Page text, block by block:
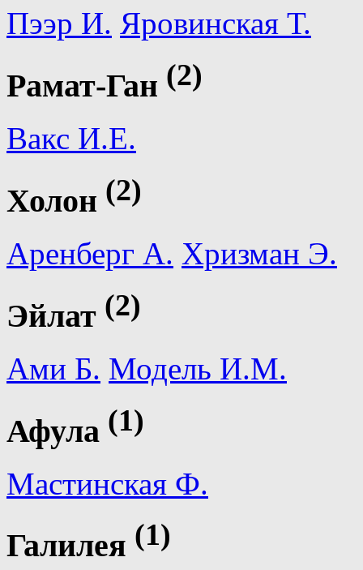
Пээр И. Яровинская Т.
Рамат-Ган (2)
Вакс И.Е.
Холон (2)
Аренберг А. Хризман Э.
Эйлат (2)
Ами Б. Модель И.М.
Афула (1)
Мастинская Ф.
Галилея (1)